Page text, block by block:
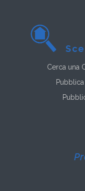
Cerca una